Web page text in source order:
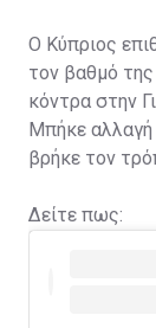
Ο Κύπριος
τον βαθμό
κόντρα στην
Μπήκε αλλαγή
βρήκε τον
Δείτε πως: